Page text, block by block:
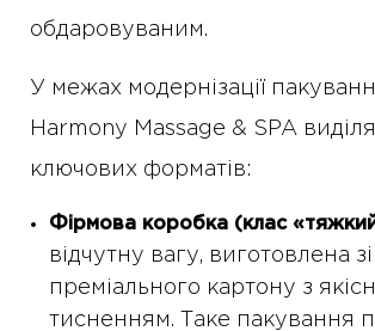
обдаровуваним.
У межах модернізації
Harmony Massage & SPA
ключових форматів:
Фірмова коробка (клас
відчутну вагу, виготовлена
преміального картону з
тисненням. Таке пакування